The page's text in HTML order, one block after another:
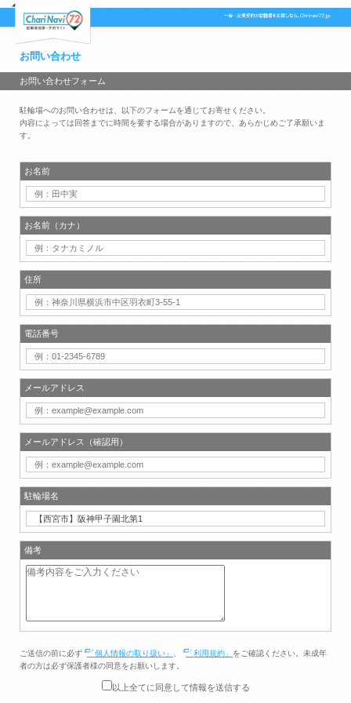
お問い合わせ
お問い合わせフォーム
駐輪場へのお問い合わせは、以下のフォームを通じてお寄せください。
内容によっては回答までに時間を要する場合がありますので、あらかじめご了承願いま
す。
お名前
お名前（カナ）
住所
電話番号
メールアドレス
メールアドレス（確認用）
駐輪場名
備考
ご送信の前に必ず 「個人情報の取り扱い」 「利用規約」 をご確認ください。未成年
者の方は必ず保護者様の同意をお願いします。
以上全てに同意して情報を送信する